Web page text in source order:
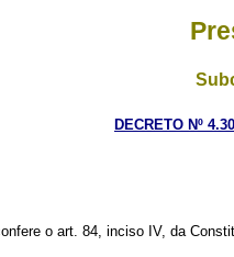
DECRETO Nº
o art. 84, inciso IV, da